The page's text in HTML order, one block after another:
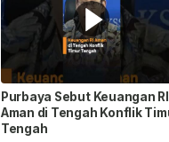
Purbaya Sebut Keuangan RI
Aman di Tengah Konflik
Tengah